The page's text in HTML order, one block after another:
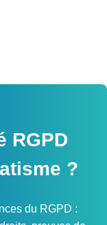
RGPD
?
du RGPD :